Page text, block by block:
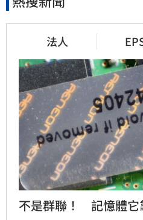
法人
不是群聯！　記憶體